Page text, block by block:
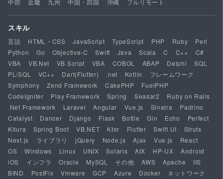
中部
近畿 九州 中国・四国 沖縄 フルリモート
スキル
言語 HTML・CSS JavaScript TypeScript PHP Ruby
Perl
Python
Go Objective-C Swift Java Scala C C++
C#
VBA
VB.Net VB Script VBA COBOL ABAP Delphi
SQL
PL/SQL
VC++ Dart(Flutter) .net Kotlin
フレームワーク
Symphony
Zend Framework CakePHP
FuelPHP
CodeIgniter
Play Framework Spring Seasar2
Ruby on Rails
.Net Framework
Laravel Angular Vue.js Sinatra
Padrino
Catalyst
Dancer Django Flask Bottle Gin Echo
Perfect
Kitura
Spring Boot VB.NET Ktor Flutter Swift UI
Struts
Next.js
ライブラリ jQuery Node.js Ajax Vue.js
React
OS
Windows Linux UNIX Solaris AIX HP-UX
Android
iOS
インフラ Oracle MySQL その他 AWS Apache
IIS
BIND
PostFix Vmware GCP Azure Docker
ネットワーク